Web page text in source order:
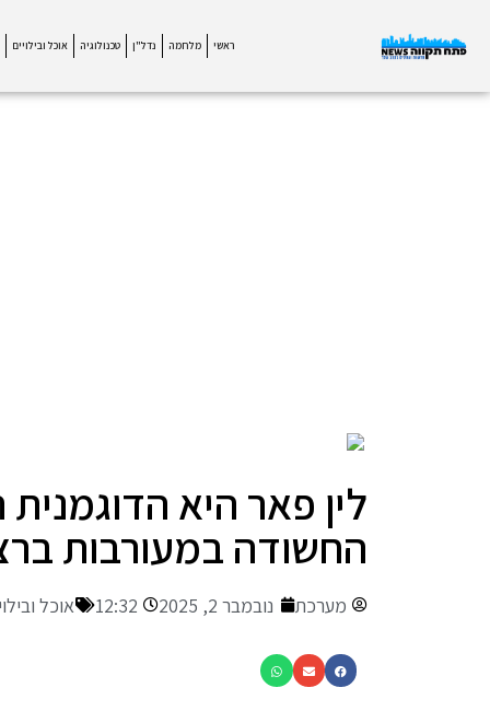
ראשי מלחמה נדל"ן טכנולוגיה אוכל ובילויים
לין פאר היא
החשודה במעורבות
מערכת נובמבר 2, 2025 12:32 אוכל